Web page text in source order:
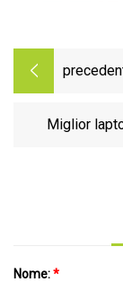
Miglior
Nome:*